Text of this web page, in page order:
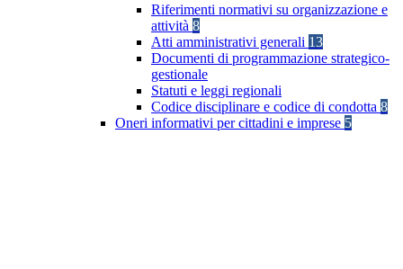
Riferimenti normativi su organizzazione e
attività 8
Atti amministrativi generali 13
Documenti di programmazione strategico-
gestionale
Statuti e leggi regionali
Codice disciplinare e codice di condotta 8
Oneri informativi per cittadini e imprese 5